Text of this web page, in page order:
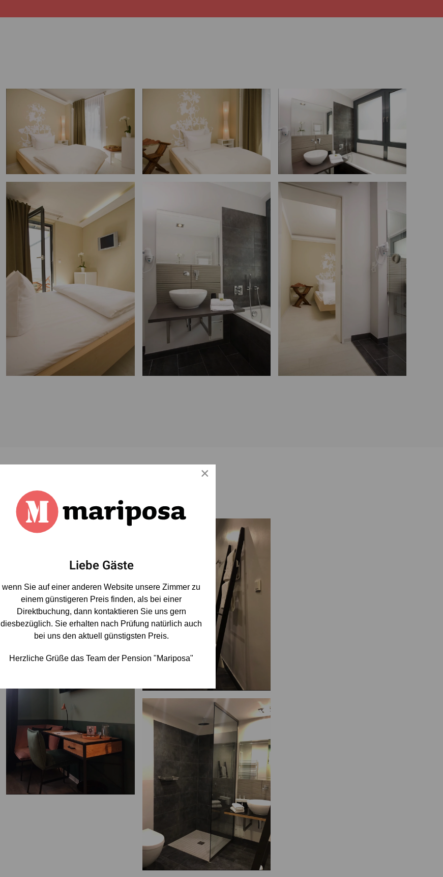
×
Liebe Gäste
wenn Sie auf einer anderen Website unsere Zimmer zu
einem günstigeren Preis finden, als bei einer
Direktbuchung, dann kontaktieren Sie uns gern
diesbezüglich. Sie erhalten nach Prüfung natürlich auch
bei uns den aktuell günstigsten Preis.
Herzliche Grüße das Team der Pension "Mariposa"